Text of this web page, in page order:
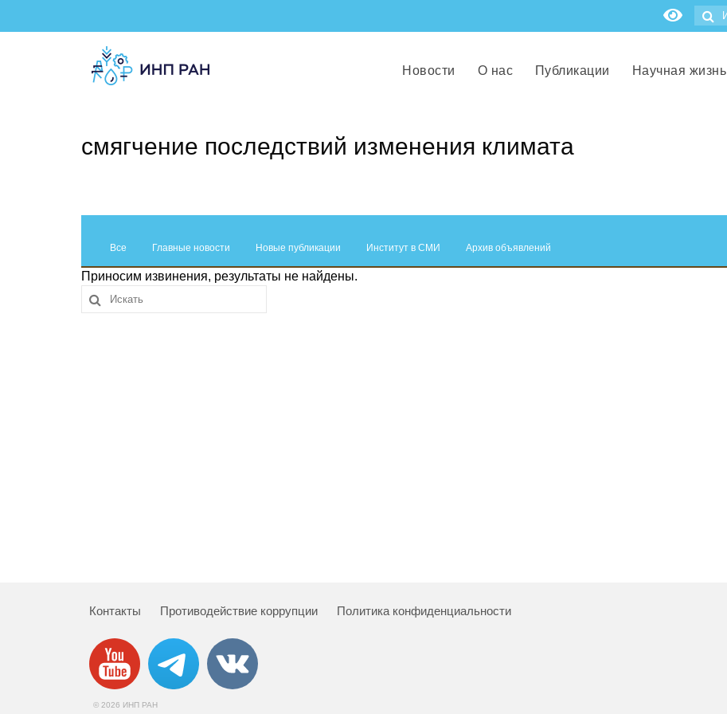
Новости О нас Публикации Научная жизнь
смягчение последствий изменения климата
Все Главные новости Новые публикации Институт в СМИ Архив объявлений
Приносим извинения, результаты не найдены.
Контакты Противодействие коррупции Политика конфиденциальности
© 2026 ИНП РАН